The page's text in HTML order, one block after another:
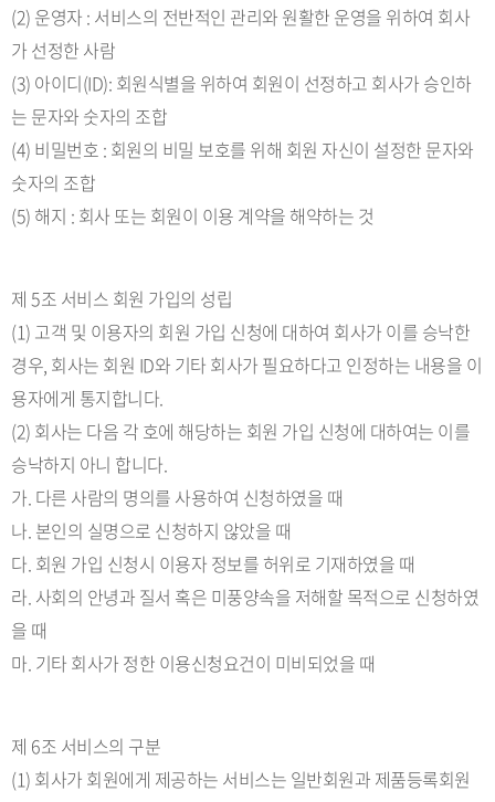
(2) 운영자 : 서비스의 전반적인 관리와 원활한 운영을 위하여 회사
가 선정한 사람
(3) 아이디(ID): 회원식별을 위하여 회원이 선정하고 회사가 승인하
는 문자와 숫자의 조합
(4) 비밀번호 : 회원의 비밀 보호를 위해 회원 자신이 설정한 문자와
숫자의 조합
(5) 해지 : 회사 또는 회원이 이용 계약을 해약하는 것
제 5조 서비스 회원 가입의 성립
(1) 고객 및 이용자의 회원 가입 신청에 대하여 회사가 이를 승낙한
경우, 회사는 회원 ID와 기타 회사가 필요하다고 인정하는 내용을 이
용자에게 통지합니다.
(2) 회사는 다음 각 호에 해당하는 회원 가입 신청에 대하여는 이를
승낙하지 아니 합니다.
가. 다른 사람의 명의를 사용하여 신청하였을 때
나. 본인의 실명으로 신청하지 않았을 때
다. 회원 가입 신청시 이용자 정보를 허위로 기재하였을 때
라. 사회의 안녕과 질서 혹은 미풍양속을 저해할 목적으로 신청하였
을 때
마. 기타 회사가 정한 이용신청요건이 미비되었을 때
제 6조 서비스의 구분
(1) 회사가 회원에게 제공하는 서비스는 일반회원과 제품등록회원